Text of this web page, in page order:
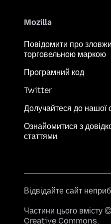
Mozilla
Повідомити про
торговельною маркою
Програмний код
Twitter
Долучайтеся до нашої
Ознайомитися з
статтями
Відвідайте сайт
Частини цього
Creative Commons.